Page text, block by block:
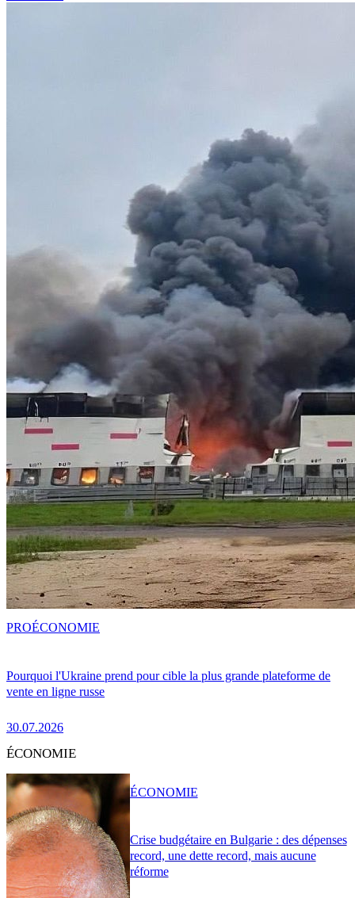
Pourquoi l'Ukraine prend pour cible la plus grande plateforme de
vente en ligne russe
30.07.2026
PROÉCONOMIE
ÉCONOMIE
Crise budgétaire en Bulgarie : des dépenses
record, une dette record, mais aucune
réforme
ÉCONOMIE